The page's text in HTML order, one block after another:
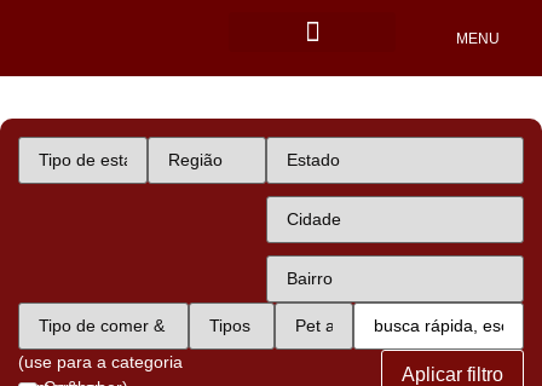
MENU
(use para a categoria
Aplicar filtro